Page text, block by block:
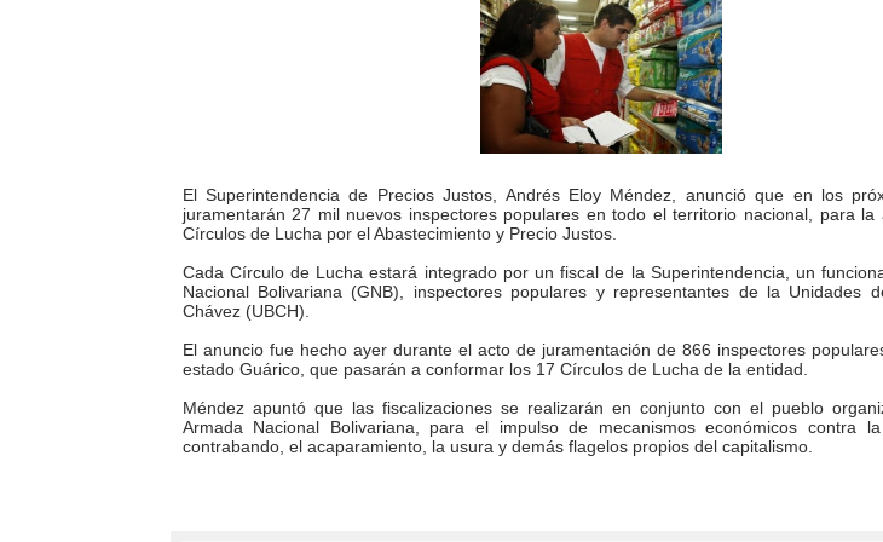
Fundacite Mérida dicta taller gratuito de electrónica básica para
INN-Mérida celebró el Lacto grado para promover el inicio de
Impulsan plan estratégico de seguridad ciudadana 2027-2029 en
Mérida impulsa desarrollo económico con taller de marcas y
Fomficc consolida alianzas e impulsa la economía comunal en
Niños de Estudiantes de Mérida sembraron 110 árboles en su
Corposalud y Secretaría Social fortalecen la atención en los
Inicia el plan vacacional Venezuela Renace en el sector El
Expertos inspeccionan espacios del OAN para la instalación
El Superintendencia de Precios Justos, Andrés Eloy Méndez, anunció que en los
juramentarán 27 mil nuevos inspectores populares en todo el territorio nacional, para la
Círculos de Lucha por el Abastecimiento y Precio Justos.
Cada Círculo de Lucha estará integrado por un fiscal de la Superintendencia, un
Nacional Bolivariana (GNB), inspectores populares y representantes de la Unidades
Chávez (UBCH).
El anuncio fue hecho ayer durante el acto de juramentación de 866 inspectores
estado Guárico, que pasarán a conformar los 17 Círculos de Lucha de la entidad.
Méndez apuntó que las fiscalizaciones se realizarán en conjunto con el pueblo
Armada Nacional Bolivariana, para el impulso de mecanismos económicos contra
contrabando, el acaparamiento, la usura y demás flagelos propios del capitalismo.